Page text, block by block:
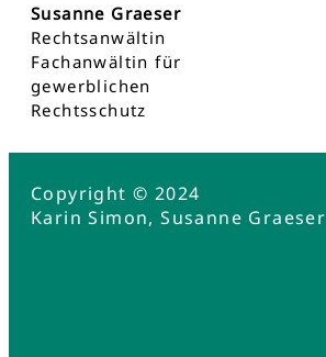
Susanne Graeser
Rechtsanwältin
Fachanwältin für
gewerblichen
Rechtsschutz
Copyright © 2024
Karin Simon, Susanne Graeser